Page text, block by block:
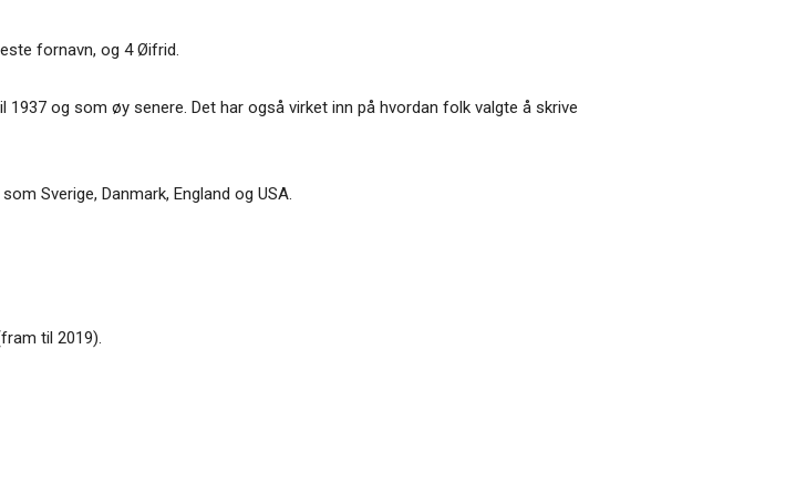
fornavn, og 4 Øifrid.
og som øy senere. Det har også virket inn på hvordan folk valgte å skrive
Sverige, Danmark, England og USA.
til 2019).